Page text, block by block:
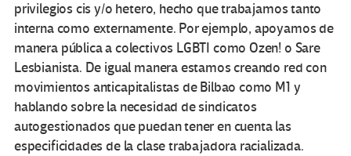
privilegios cis y/o hetero, hecho que trabajamos tanto
interna como externamente. Por ejemplo, apoyamos de
manera pública a colectivos LGBTI como Ozen! o Sare
Lesbianista. De igual manera estamos creando red con
movimientos anticapitalistas de Bilbao como M1 y
hablando sobre la necesidad de sindicatos
autogestionados que puedan tener en cuenta las
especificidades de la clase trabajadora racializada.